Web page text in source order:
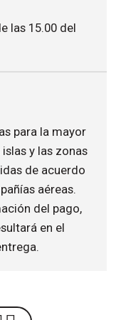
las 15.00 del
para la mayor
y las zonas
de acuerdo
aéreas.
del pago,
en el